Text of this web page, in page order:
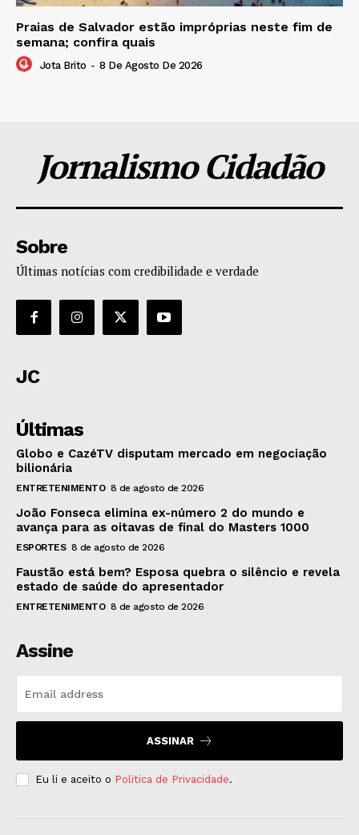
Praias de Salvador estão impróprias neste fim de
semana; confira quais
Jota Brito - 8 De Agosto De 2026
Jornalismo Cidadão
Sobre
Últimas notícias com credibilidade e verdade
JC
Últimas
Globo e CazéTV disputam mercado em negociação
bilionária
ENTRETENIMENTO 8 de agosto de 2026
João Fonseca elimina ex-número 2 do mundo e
avança para as oitavas de final do Masters 1000
ESPORTES 8 de agosto de 2026
Faustão está bem? Esposa quebra o silêncio e revela
estado de saúde do apresentador
ENTRETENIMENTO 8 de agosto de 2026
Assine
ASSINAR
Eu li e aceito o Politica de Privacidade.